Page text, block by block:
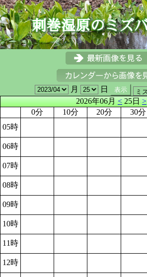
月
日
2026年06月<25日>
0分
10分 20分 30分
05時
06時
07時
08時
09時
10時
11時
12時